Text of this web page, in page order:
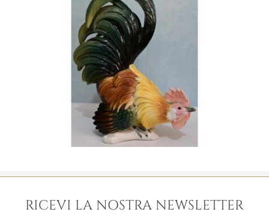
RICEVI LA NOSTRA NEWSLETTER